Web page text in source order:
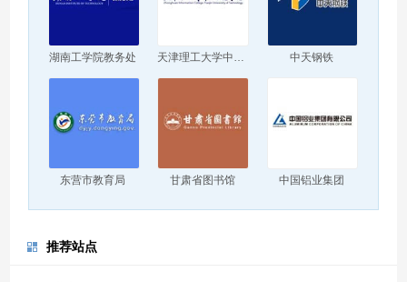
湖南工学院教务处 天津理工大学中环信息学院 中天钢铁
东营市教育局 甘肃省图书馆 中国铝业集团
推荐站点